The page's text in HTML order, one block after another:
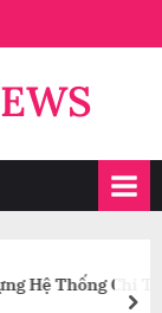
Thống Chi Trả 3P